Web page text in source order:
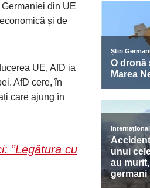
din UE
și de
UE, AfD ia
AfD cere, în
care ajung în
”Legătura cu